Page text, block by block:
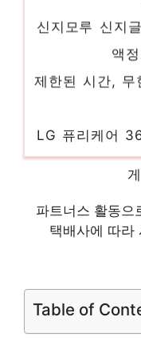
신지모루 신지
액
제한된 시간,
LG 퓨리케어
새로운 시작,
테팔 클래
LG전자 휘센
파트너스 활동으
택배사에 따라
Table of